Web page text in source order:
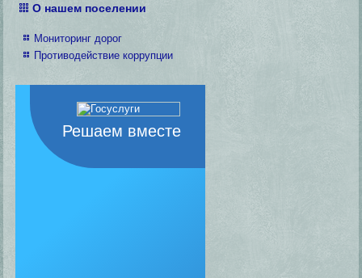
О нашем поселении
Мониторинг дорог
Противодействие коррупции
Решаем вместе